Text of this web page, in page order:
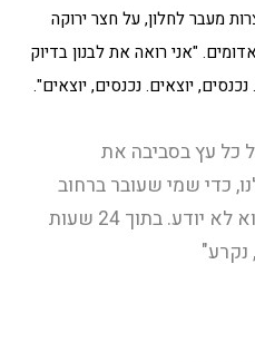
מעבר לחלון, על חצר ירוקה
"אני רואה את לבנון בדיוק
יוצאים. נכנסים, יוצאים".
כל עץ בסביבה את
כדי שמי שעובר ברחוב
לא יוכל להעמיד פנים שהוא לא יודע. בתוך 24 שעות